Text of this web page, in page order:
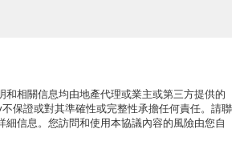
和相關信息均由地產代理或業主或第三方提供的
保證或對其準確性或完整性承擔任何責任。請聯
細信息。您訪問和使用本協議內容的風險由您自